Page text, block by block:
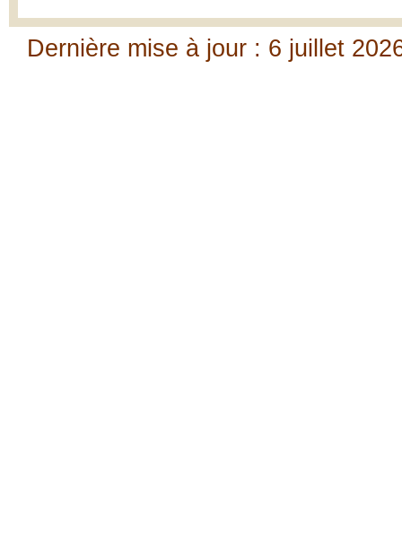
Dernière mise à jour : 6 juillet